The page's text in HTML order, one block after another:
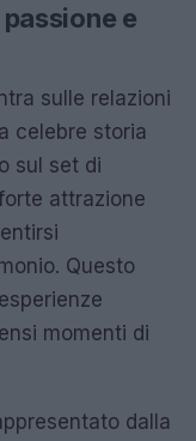
e
sulle relazioni
celebre storia
sul set di
attrazione
Questo
momenti di
dalla